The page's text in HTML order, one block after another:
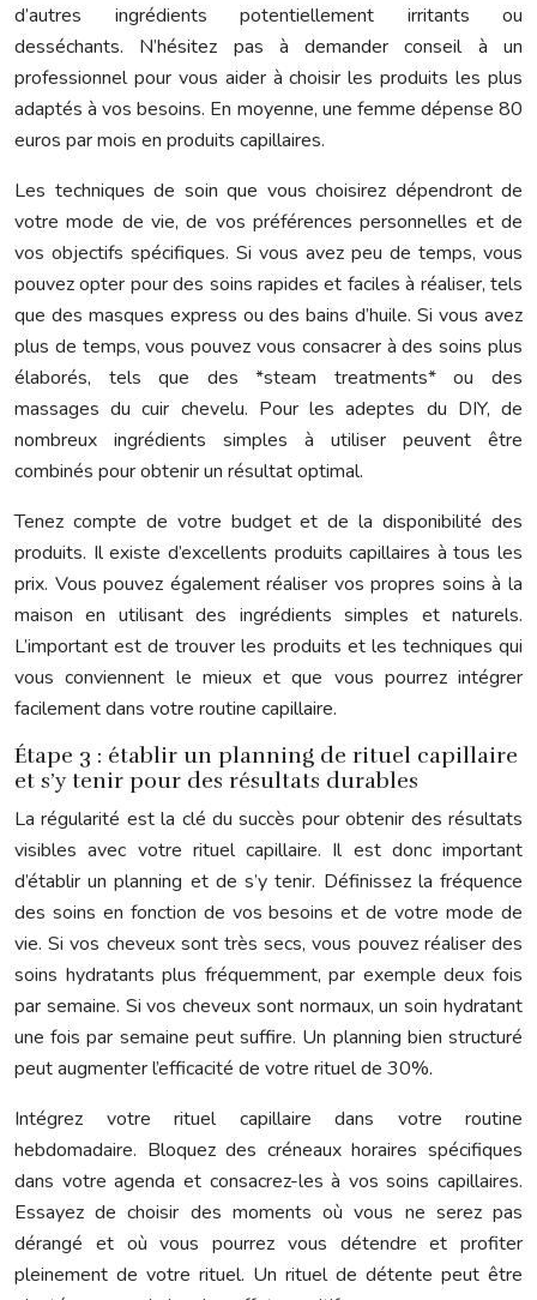
d’autres ingrédients potentiellement irritants ou
desséchants. N’hésitez pas à demander conseil à un
professionnel pour vous aider à choisir les produits les plus
adaptés à vos besoins. En moyenne, une femme dépense 80
euros par mois en produits capillaires.
Les techniques de soin que vous choisirez dépendront de
votre mode de vie, de vos préférences personnelles et de
vos objectifs spécifiques. Si vous avez peu de temps, vous
pouvez opter pour des soins rapides et faciles à réaliser, tels
que des masques express ou des bains d’huile. Si vous avez
plus de temps, vous pouvez vous consacrer à des soins plus
élaborés, tels que des *steam treatments* ou des
massages du cuir chevelu. Pour les adeptes du DIY, de
nombreux ingrédients simples à utiliser peuvent être
combinés pour obtenir un résultat optimal.
Tenez compte de votre budget et de la disponibilité des
produits. Il existe d’excellents produits capillaires à tous les
prix. Vous pouvez également réaliser vos propres soins à la
maison en utilisant des ingrédients simples et naturels.
L’important est de trouver les produits et les techniques qui
vous conviennent le mieux et que vous pourrez intégrer
facilement dans votre routine capillaire.
Étape 3 : établir un planning de rituel capillaire
et s’y tenir pour des résultats durables
La régularité est la clé du succès pour obtenir des résultats
visibles avec votre rituel capillaire. Il est donc important
d’établir un planning et de s’y tenir. Définissez la fréquence
des soins en fonction de vos besoins et de votre mode de
vie. Si vos cheveux sont très secs, vous pouvez réaliser des
soins hydratants plus fréquemment, par exemple deux fois
par semaine. Si vos cheveux sont normaux, un soin hydratant
une fois par semaine peut suffire. Un planning bien structuré
peut augmenter l’efficacité de votre rituel de 30%.
Intégrez votre rituel capillaire dans votre routine
hebdomadaire. Bloquez des créneaux horaires spécifiques
dans votre agenda et consacrez-les à vos soins capillaires.
Essayez de choisir des moments où vous ne serez pas
dérangé et où vous pourrez vous détendre et profiter
pleinement de votre rituel. Un rituel de détente peut être